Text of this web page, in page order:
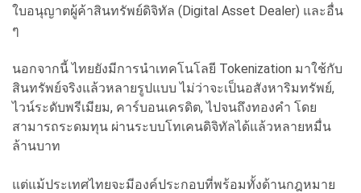
ใบอนุญาตผู้ค้าสินทรัพย์ดิจิทัล (Digital Asset Dealer) และอื่น
ๆ
นอกจากนี้ ไทยยังมีการนำเทคโนโลยี Tokenization มาใช้กับ
สินทรัพย์จริงแล้วหลายรูปแบบ ไม่ว่าจะเป็นอสังหาริมทรัพย์,
ไวน์ระดับพรีเมียม, คาร์บอนเครดิต, ไปจนถึงทองคำ โดย
สามารถระดมทุน ผ่านระบบโทเคนดิจิทัลได้แล้วหลายหมื่น
ล้านบาท
แต่แม้ประเทศไทยจะมีองค์ประกอบที่พร้อมทั้งด้านกฎหมาย